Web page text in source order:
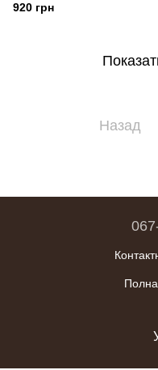
920 грн
Назад